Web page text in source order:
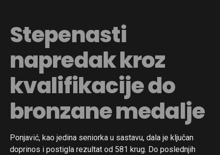
Stepenasti
napredak kroz
kvalifikacije do
bronzane medalje
Ponjavić, kao jedina seniorka u sastavu, dala je ključan
doprinos i postigla rezultat od 581 krug. Do poslednjih